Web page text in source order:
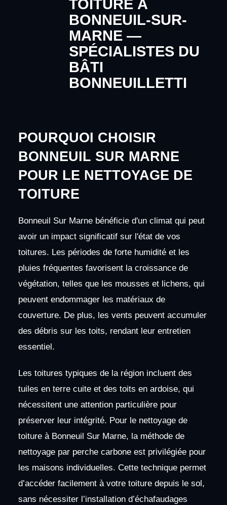
TOITURE À
BONNEUIL-SUR-
MARNE —
SPÉCIALISTES DU
BÂTI
BONNEUILLETTI
POURQUOI CHOISIR
BONNEUIL SUR MARNE
POUR LE NETTOYAGE DE
TOITURE
Bonneuil Sur Marne bénéficie d'un climat qui peut
avoir un impact significatif sur l'état de vos
toitures. Les périodes de forte humidité et les
pluies fréquentes favorisent la croissance de
végétation, telles que les mousses et lichens, qui
peuvent endommager les matériaux de
couverture. De plus, les vents peuvent accumuler
des débris sur les toits, rendant leur entretien
essentiel.
Les toitures typiques de la région incluent des
tuiles en terre cuite et des toits en ardoise, qui
nécessitent une attention particulière pour
préserver leur intégrité. Pour le nettoyage de
toiture à Bonneuil Sur Marne, la méthode de
nettoyage par perche carbone est privilégiée pour
les maisons individuelles. Cette technique permet
d’accéder facilement à votre toiture depuis le sol,
sans nécessiter l’installation d’échafaudages